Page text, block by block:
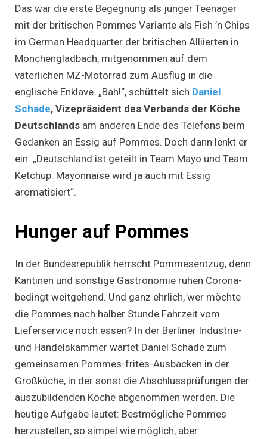
Das war die erste Begegnung als junger Teenager
mit der britischen Pommes Variante als Fish ’n Chips
im German Headquarter der britischen Alliierten in
Mönchengladbach, mitgenommen auf dem
väterlichen MZ-Motorrad zum Ausflug in die
englische Enklave. „Bah!“, schüttelt sich Daniel
Schade, Vizepräsident des Verbands der Köche
Deutschlands am anderen Ende des Telefons beim
Gedanken an Essig auf Pommes. Doch dann lenkt er
ein: „Deutschland ist geteilt in Team Mayo und Team
Ketchup. Mayonnaise wird ja auch mit Essig
aromatisiert“.
Hunger auf Pommes
In der Bundesrepublik herrscht Pommesentzug, denn
Kantinen und sonstige Gastronomie ruhen Corona-
bedingt weitgehend. Und ganz ehrlich, wer möchte
die Pommes nach halber Stunde Fahrzeit vom
Lieferservice noch essen? In der Berliner Industrie-
und Handelskammer wartet Daniel Schade zum
gemeinsamen Pommes-frites-Ausbacken in der
Großküche, in der sonst die Abschlussprüfungen der
auszubildenden Köche abgenommen werden. Die
heutige Aufgabe lautet: Bestmögliche Pommes
herzustellen, so simpel wie möglich, aber